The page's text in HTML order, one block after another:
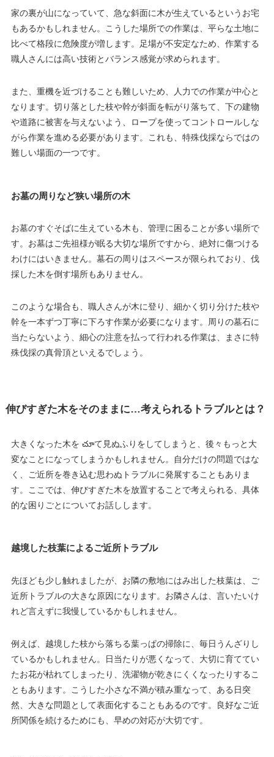
家の裏が山になっていて、急な斜面に木が生えているというお宅
もあるかもしれません。こうした場所での作業は、平らな土地に
比べて格段に危険度が増します。足場が不安定なため、作業する
職人さんには高い技術とバランス感覚が求められます。
また、重機を近づけることも難しいため、人力での作業が中心と
なります。切り落とした枝や幹が斜面を転がり落ちて、下の建物
や道路に被害を与えないよう、ロープを使ってコントロールしな
がら作業を進める必要があります。これも、特殊伐採ならではの
難しい場面の一つです。
お墓の周りなど狭い場所の木
お墓のすぐそばに生えている木も、管理に困ることが多い場所で
す。お墓はご先祖様が眠る大切な場所ですから、絶対に傷つける
わけにはいきません。墓石の周りはスペースが限られており、伐
採した木を倒す場所もありません。
このような場合も、職人さんが木に登り、細かく切り分けた枝や
幹を一本ずつ丁寧に下ろす作業が必要になります。周りの墓石に
当たらないよう、細心の注意を払って行われる作業は、まさに特
殊伐採の真骨頂といえるでしょう。
伸びすぎた木をそのままに…考えられるトラブルとは？
大きくなった木を చూて見ぬふりをしてしまうと、後々もっと大
変なことになってしまうかもしれません。自分だけの問題ではな
く、ご近所を巻き込む思わぬトラブルに発展することもありま
す。ここでは、伸びすぎた木を放置することで考えられる、具体
的な困りごとについてお話しします。
越境した枝葉によるご近所トラブル
先ほども少し触れましたが、お隣の敷地にはみ出した枝葉は、ご
近所トラブルの大きな原因になります。お隣さんは、言いたいけ
れど言えずに我慢しているかもしれません。
例えば、越境した枝から落ちる葉っぱの掃除に、毎日うんざりし
ているかもしれません。日当たりが悪くなって、大切に育ててい
たお花が枯れてしまったり、洗濯物が乾きにくくなったりするこ
ともあります。こうした小さな不満が積み重なって、ある日突
然、大きな問題として表面化することもあるのです。良好なご近
所関係を続けるためにも、早めの対応が大切です。